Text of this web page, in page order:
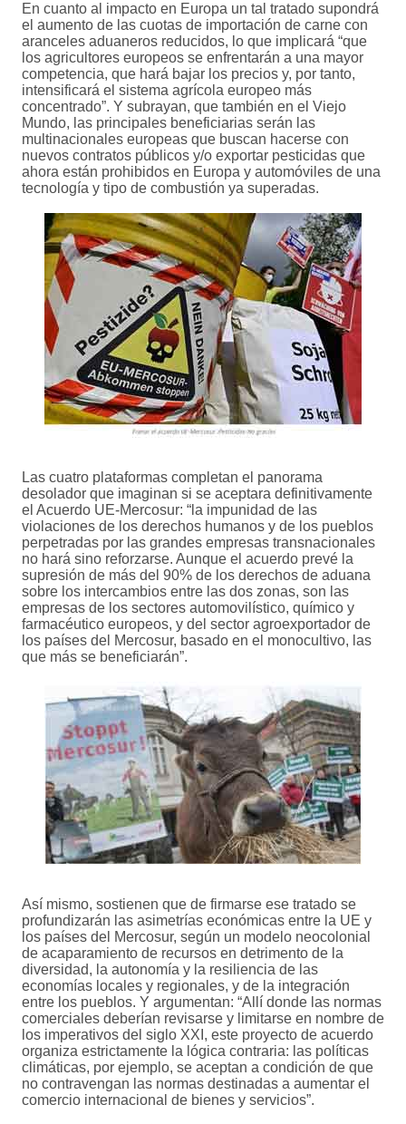
En cuanto al impacto en Europa un tal tratado supondrá
el aumento de las cuotas de importación de carne con
aranceles aduaneros reducidos, lo que implicará “que
los agricultores europeos se enfrentarán a una mayor
competencia, que hará bajar los precios y, por tanto,
intensificará el sistema agrícola europeo más
concentrado”. Y subrayan, que también en el Viejo
Mundo, las principales beneficiarias serán las
multinacionales europeas que buscan hacerse con
nuevos contratos públicos y/o exportar pesticidas que
ahora están prohibidos en Europa y automóviles de una
tecnología y tipo de combustión ya superadas.
Las cuatro plataformas completan el panorama
desolador que imaginan si se aceptara definitivamente
el Acuerdo UE-Mercosur: “la impunidad de las
violaciones de los derechos humanos y de los pueblos
perpetradas por las grandes empresas transnacionales
no hará sino reforzarse. Aunque el acuerdo prevé la
supresión de más del 90% de los derechos de aduana
sobre los intercambios entre las dos zonas, son las
empresas de los sectores automovilístico, químico y
farmacéutico europeos, y del sector agroexportador de
los países del Mercosur, basado en el monocultivo, las
que más se beneficiarán”.
Así mismo, sostienen que de firmarse ese tratado se
profundizarán las asimetrías económicas entre la UE y
los países del Mercosur, según un modelo neocolonial
de acaparamiento de recursos en detrimento de la
diversidad, la autonomía y la resiliencia de las
economías locales y regionales, y de la integración
entre los pueblos. Y argumentan: “Allí donde las normas
comerciales deberían revisarse y limitarse en nombre de
los imperativos del siglo XXI, este proyecto de acuerdo
organiza estrictamente la lógica contraria: las políticas
climáticas, por ejemplo, se aceptan a condición de que
no contravengan las normas destinadas a aumentar el
comercio internacional de bienes y servicios”.